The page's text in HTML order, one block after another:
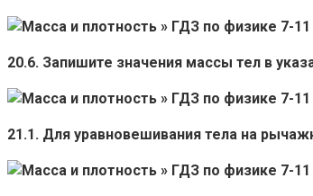
20.6. Запишите значения массы тел в
21.1. Для уравновешивания тела на